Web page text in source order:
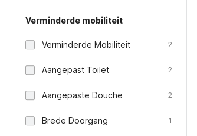
Verminderde mobiliteit
Verminderde Mobiliteit 2
Aangepast Toilet 2
Aangepaste Douche 2
Brede Doorgang 1